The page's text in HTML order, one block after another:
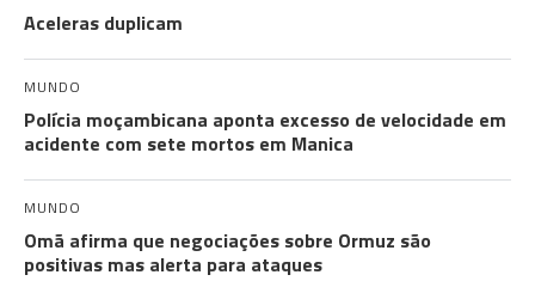
Aceleras duplicam
MUNDO
Polícia moçambicana aponta excesso de velocidade em
acidente com sete mortos em Manica
MUNDO
Omã afirma que negociações sobre Ormuz são
positivas mas alerta para ataques